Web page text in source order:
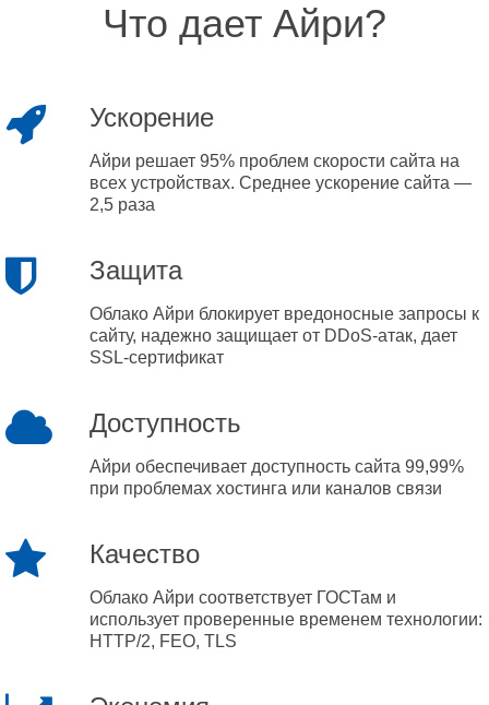
Что дает Айри?
Ускорение
Айри решает 95% проблем скорости сайта на
всех устройствах. Среднее ускорение сайта —
2,5 раза
Защита
Облако Айри блокирует вредоносные запросы к
сайту, надежно защищает от DDoS-атак, дает
SSL-сертификат
Доступность
Айри обеспечивает доступность сайта 99,99%
при проблемах хостинга или каналов связи
Качество
Облако Айри соответствует ГОСТам и
использует проверенные временем технологии:
HTTP/2, FEO, TLS